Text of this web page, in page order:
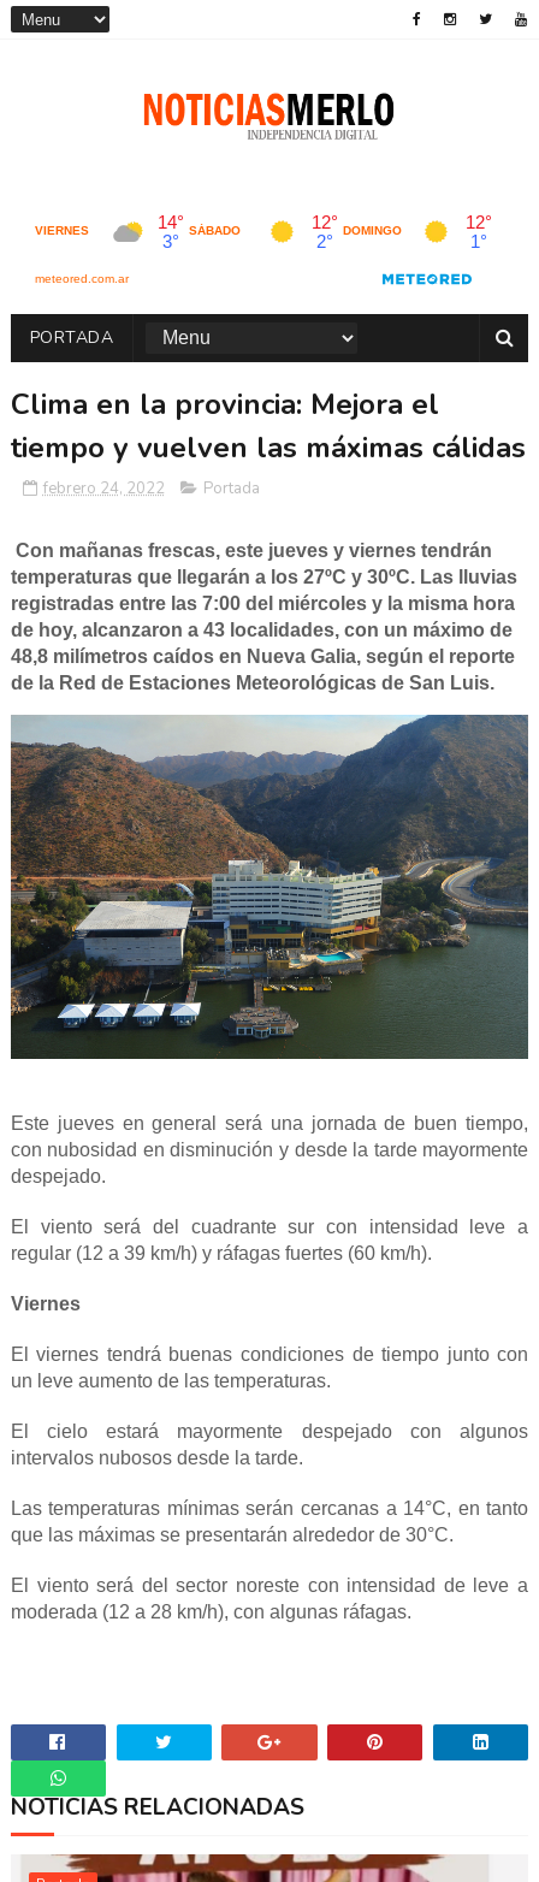
PORTADA
Clima en la provincia: Mejora el
tiempo y vuelven las máximas cálidas
febrero 24, 2022 Portada
Con mañanas frescas, este jueves y viernes tendrán
temperaturas que llegarán a los 27ºC y 30ºC. Las lluvias
registradas entre las 7:00 del miércoles y la misma hora
de hoy, alcanzaron a 43 localidades, con un máximo de
48,8 milímetros caídos en Nueva Galia, según el reporte
de la Red de Estaciones Meteorológicas de San Luis.
Este jueves en general será una jornada de buen tiempo,
con nubosidad en disminución y desde la tarde mayormente
despejado.
El viento será del cuadrante sur con intensidad leve a
regular (12 a 39 km/h) y ráfagas fuertes (60 km/h).
Viernes
El viernes tendrá buenas condiciones de tiempo junto con
un leve aumento de las temperaturas.
El cielo estará mayormente despejado con algunos
intervalos nubosos desde la tarde.
Las temperaturas mínimas serán cercanas a 14°C, en tanto
que las máximas se presentarán alrededor de 30°C.
El viento será del sector noreste con intensidad de leve a
moderada (12 a 28 km/h), con algunas ráfagas.
Whatsapp
NOTICIAS RELACIONADAS